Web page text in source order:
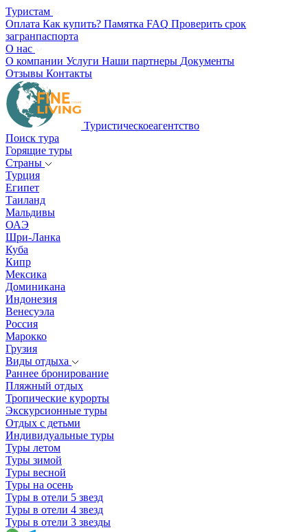
Туристам
Оплата Как купить? Памятка FAQ Проверить срок
загранпаспорта
О нас
О компании Услуги Наши партнеры Документы
Отзывы Контакты
Туристическоеагентство
Поиск тура
Горящие туры
Страны
Турция
Египет
Таиланд
Мальдивы
ОАЭ
Шри-Ланка
Куба
Кипр
Мексика
Доминикана
Индонезия
Венесуэла
Россия
Марокко
Грузия
Виды отдыха
Раннее бронирование
Пляжный отдых
Тропические курорты
Экскурсионные туры
Отдых с детьми
Индивидуальные туры
Туры летом
Туры зимой
Туры весной
Туры на осень
Туры в отели 5 звезд
Туры в отели 4 звезд
Туры в отели 3 звезды